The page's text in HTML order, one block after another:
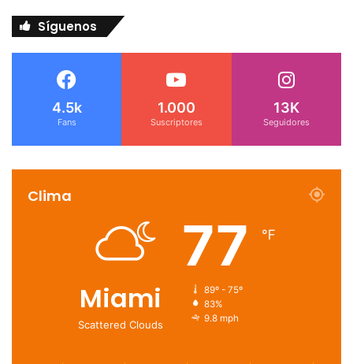
Síguenos
4.5k
Fans
1.000
Suscriptores
13K
Seguidores
Clima
Miami
Scattered Clouds
77 ℉
89º - 75º
83%
9.8 mph